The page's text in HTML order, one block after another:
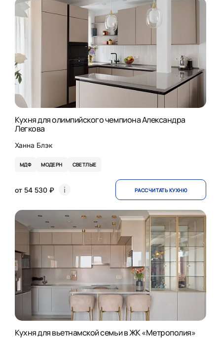
Кухня для олимпийского чемпиона Александра
Легкова
Ханна Блэк
МДФ МОДЕРН СВЕТЛЫЕ
от 54 530 ₽ РАССЧИТАТЬ КУХНЮ
Кухня для вьетнамской семьи в ЖК «Метрополия»